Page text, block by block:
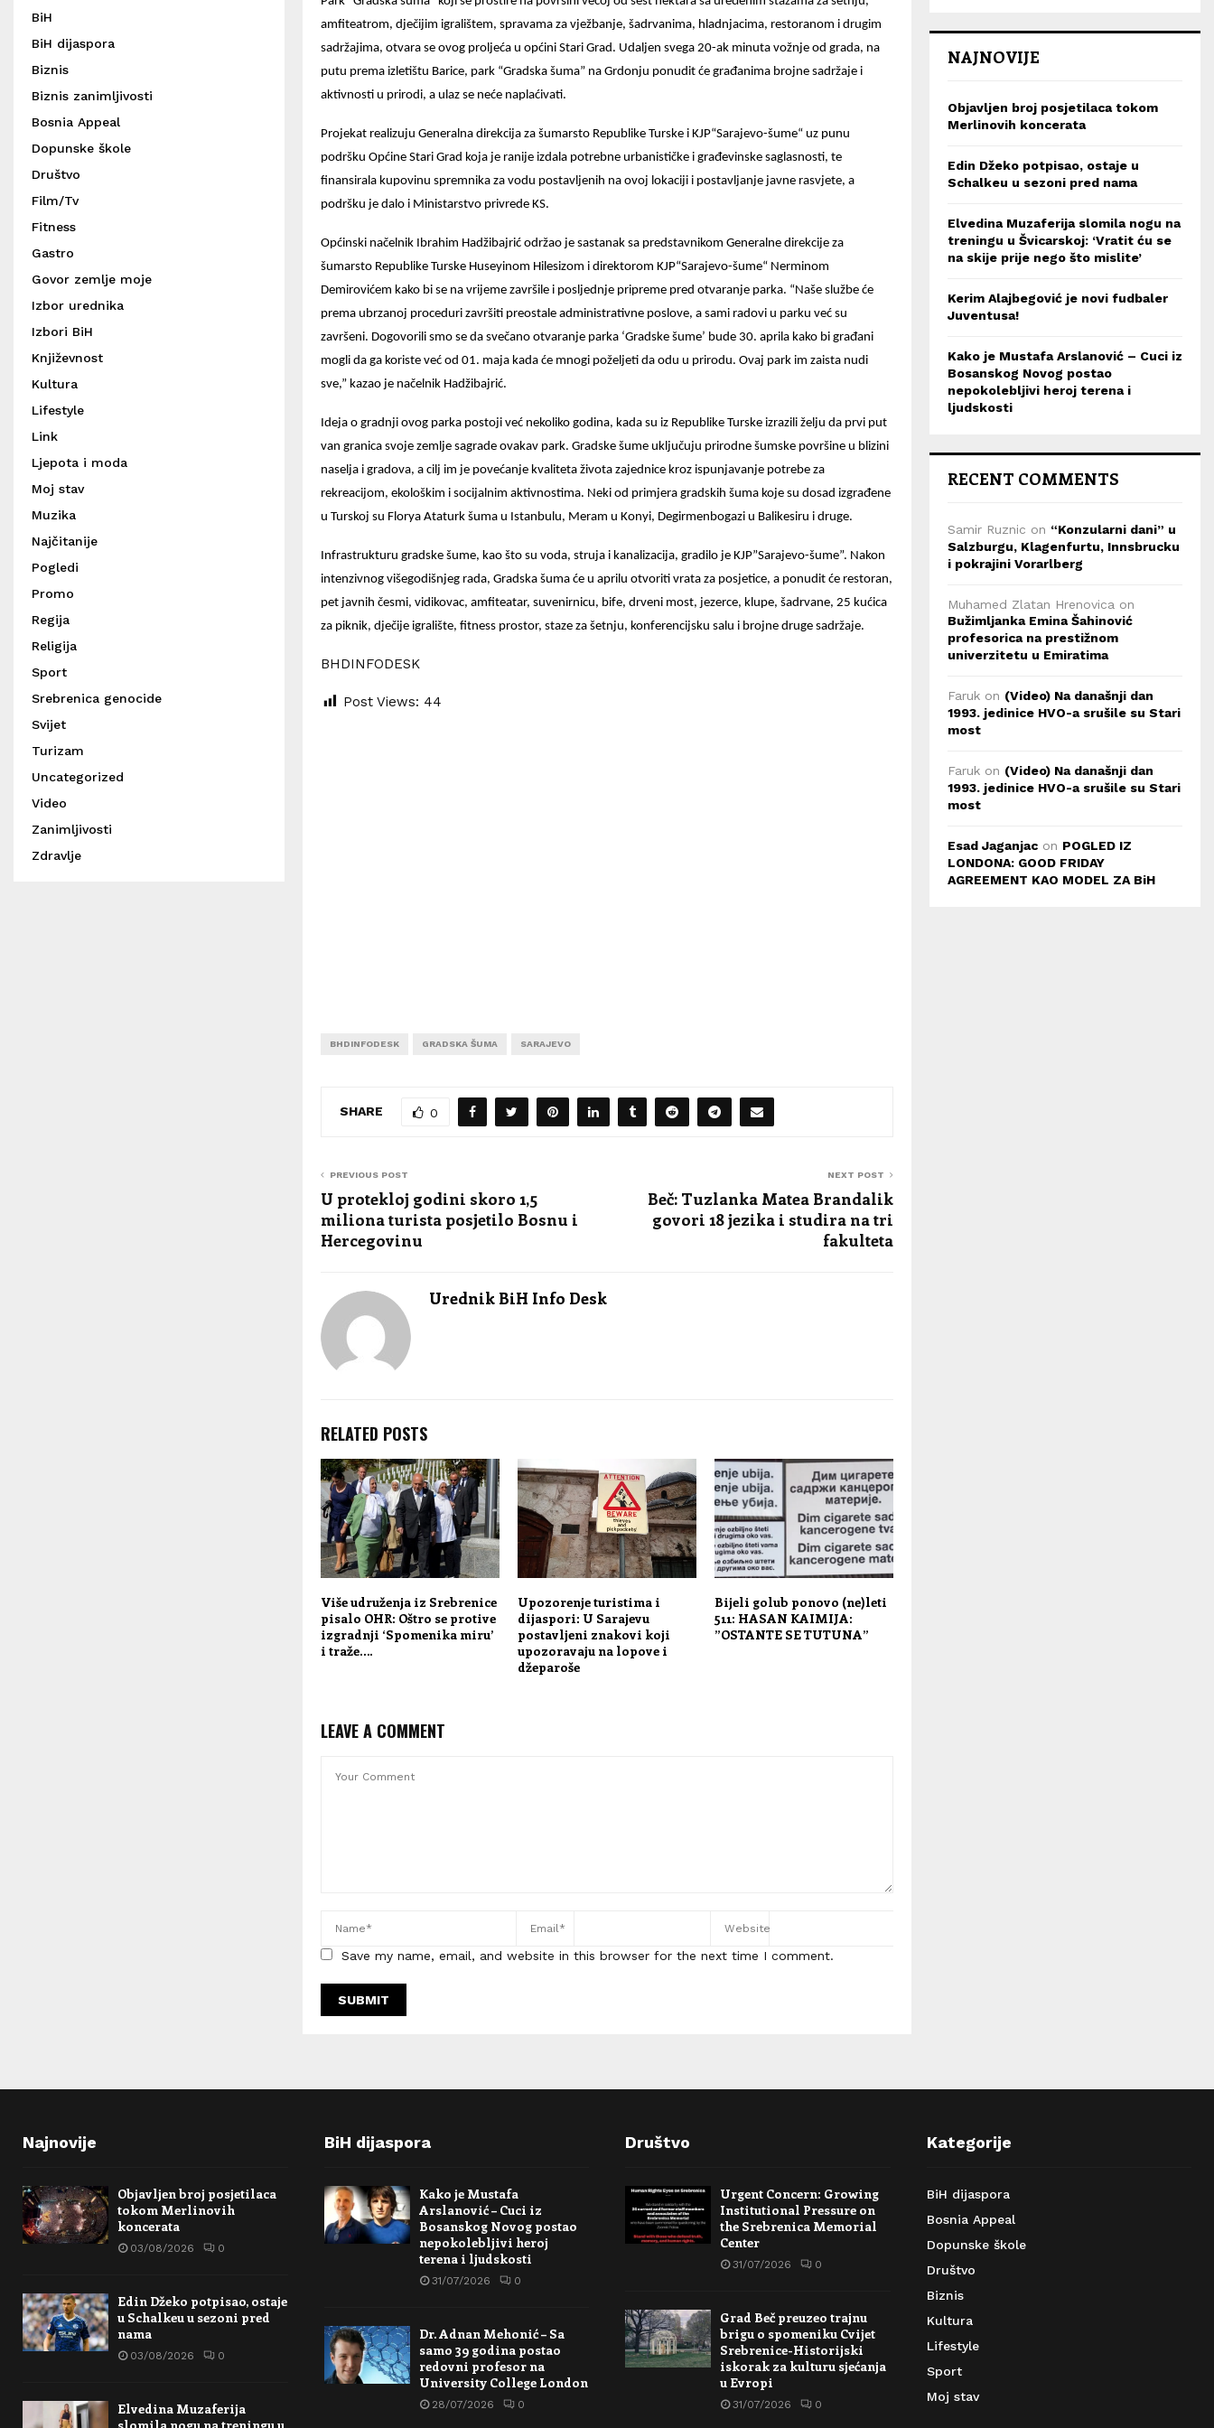
amfiteatrom, dječijim igralištem, spravama za vježbanje, šadrvanima, hladnjacima, restoranom i drugim
sadržajima, otvara se ovog proljeća u općini Stari Grad. Udaljen svega 20-ak minuta vožnje od grada, na
putu prema izletištu Barice, park “Gradska šuma” na Grdonju ponudit će građanima brojne sadržaje i
aktivnosti u prirodi, a ulaz se neće naplaćivati.
Projekat realizuju Generalna direkcija za šumarsto Republike Turske i KJP“Sarajevo-šume“ uz punu
podršku Općine Stari Grad koja je ranije izdala potrebne urbanističke i građevinske saglasnosti, te
finansirala kupovinu spremnika za vodu postavljenih na ovoj lokaciji i postavljanje javne rasvjete, a
podršku je dalo i Ministarstvo privrede KS.
Općinski načelnik Ibrahim Hadžibajrić održao je sastanak sa predstavnikom Generalne direkcije za
šumarsto Republike Turske Huseyinom Hilesizom i direktorom KJP“Sarajevo-šume“ Nerminom
Demirovićem kako bi se na vrijeme završile i posljednje pripreme pred otvaranje parka. “Naše službe će
prema ubrzanoj proceduri završiti preostale administrativne poslove, a sami radovi u parku već su
završeni. Dogovorili smo se da svečano otvaranje parka ‘Gradske šume’ bude 30. aprila kako bi građani
mogli da ga koriste već od 01. maja kada će mnogi poželjeti da odu u prirodu. Ovaj park im zaista nudi
sve,” kazao je načelnik Hadžibajrić.
Ideja o gradnji ovog parka postoji već nekoliko godina, kada su iz Republike Turske izrazili želju da prvi put
van granica svoje zemlje sagrade ovakav park. Gradske šume uključuju prirodne šumske površine u blizini
naselja i gradova, a cilj im je povećanje kvaliteta života zajednice kroz ispunjavanje potrebe za
rekreacijom, ekološkim i socijalnim aktivnostima. Neki od primjera gradskih šuma koje su dosad izgrađene
u Turskoj su Florya Ataturk šuma u Istanbulu, Meram u Konyi, Degirmenbogazi u Balikesiru i druge.
Infrastrukturu gradske šume, kao što su voda, struja i kanalizacija, gradilo je KJP”Sarajevo-šume”. Nakon
intenzivnog višegodišnjeg rada, Gradska šuma će u aprilu otvoriti vrata za posjetice, a ponudit će restoran,
pet javnih česmi, vidikovac, amfiteatar, suvenirnicu, bife, drveni most, jezerce, klupe, šadrvane, 25 kućica
za piknik, dječije igralište, fitness prostor, staze za šetnju, konferencijsku salu i brojne druge sadržaje.
BHDINFODESK
Post Views: 44
BHDINFODESK GRADSKA ŠUMA SARAJEVO
SHARE 0
PREVIOUS POST
U protekloj godini skoro 1,5
miliona turista posjetilo Bosnu i
Hercegovinu
NEXT POST
Beč: Tuzlanka Matea Brandalik
govori 18 jezika i studira na tri
fakulteta
Urednik BiH Info Desk
RELATED POSTS
Više udruženja iz Srebrenice
pisalo OHR: Oštro se protive
izgradnji ‘Spomenika miru’
i traže….
Upozorenje turistima i
dijaspori: U Sarajevu
postavljeni znakovi koji
upozoravaju na lopove i
džeparoše
Bijeli golub ponovo (ne)leti
511: HASAN KAIMIJA:
”OSTANTE SE TUTUNA”
LEAVE A COMMENT
Save my name, email, and website in this browser for the next time I comment.
BiH
BiH dijaspora
Biznis
Biznis zanimljivosti
Bosnia Appeal
Dopunske škole
Društvo
Film/Tv
Fitness
Gastro
Govor zemlje moje
Izbor urednika
Izbori BiH
Književnost
Kultura
Lifestyle
Link
Ljepota i moda
Moj stav
Muzika
Najčitanije
Pogledi
Promo
Regija
Religija
Sport
Srebrenica genocide
Svijet
Turizam
Uncategorized
Video
Zanimljivosti
Zdravlje
NAJNOVIJE
Objavljen broj posjetilaca tokom
Merlinovih koncerata
Edin Džeko potpisao, ostaje u
Schalkeu u sezoni pred nama
Elvedina Muzaferija slomila nogu na
treningu u Švicarskoj: ‘Vratit ću se
na skije prije nego što mislite’
Kerim Alajbegović je novi fudbaler
Juventusa!
Kako je Mustafa Arslanović – Cuci iz
Bosanskog Novog postao
nepokolebljivi heroj terena i
ljudskosti
RECENT COMMENTS
Samir Ruznic on “Konzularni dani” u
Salzburgu, Klagenfurtu, Innsbrucku
i pokrajini Vorarlberg
Muhamed Zlatan Hrenovica on
Bužimljanka Emina Šahinović
profesorica na prestižnom
univerzitetu u Emiratima
Faruk on (Video) Na današnji dan
1993. jedinice HVO-a srušile su Stari
most
Faruk on (Video) Na današnji dan
1993. jedinice HVO-a srušile su Stari
most
Esad Jaganjac on POGLED IZ
LONDONA: GOOD FRIDAY
AGREEMENT KAO MODEL ZA BiH
Najnovije
Objavljen broj posjetilaca
tokom Merlinovih
koncerata
03/08/2026 0
Edin Džeko potpisao, ostaje
u Schalkeu u sezoni pred
nama
03/08/2026 0
Elvedina Muzaferija
BiH dijaspora
Kako je Mustafa
Arslanović – Cuci iz
Bosanskog Novog postao
nepokolebljivi heroj
terena i ljudskosti
31/07/2026 0
Dr. Adnan Mehonić – Sa
samo 39 godina postao
redovni profesor na
University College London
28/07/2026 0
Društvo
Urgent Concern: Growing
Institutional Pressure on
the Srebrenica Memorial
Center
31/07/2026 0
Grad Beč preuzeo trajnu
brigu o spomeniku Cvijet
Srebrenice-Historijski
iskorak za kulturu sjećanja
u Evropi
31/07/2026 0
Kategorije
BiH dijaspora
Bosnia Appeal
Dopunske škole
Društvo
Biznis
Kultura
Lifestyle
Sport
Moj stav